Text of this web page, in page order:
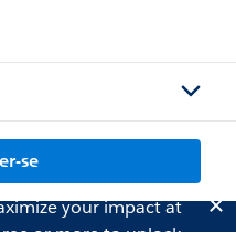
se
your impact at